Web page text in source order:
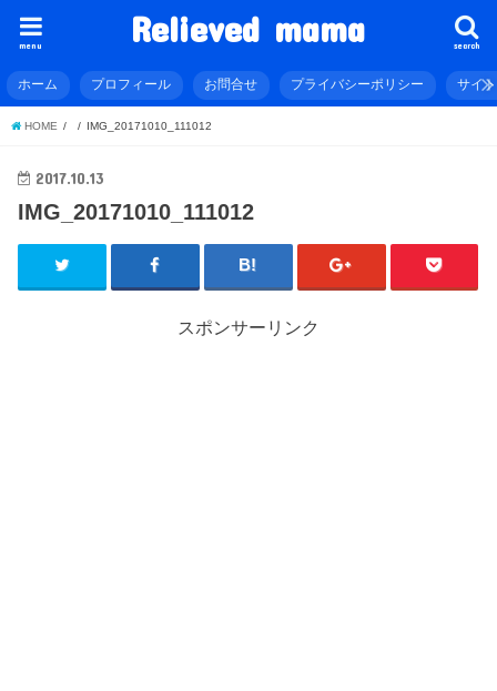
Relieved mama search
menu
ホーム プロフィール お問合せ プライバシーポリシー サイ
HOME IMG_20171010_111012
2017.10.13
IMG_20171010_111012
スポンサーリンク